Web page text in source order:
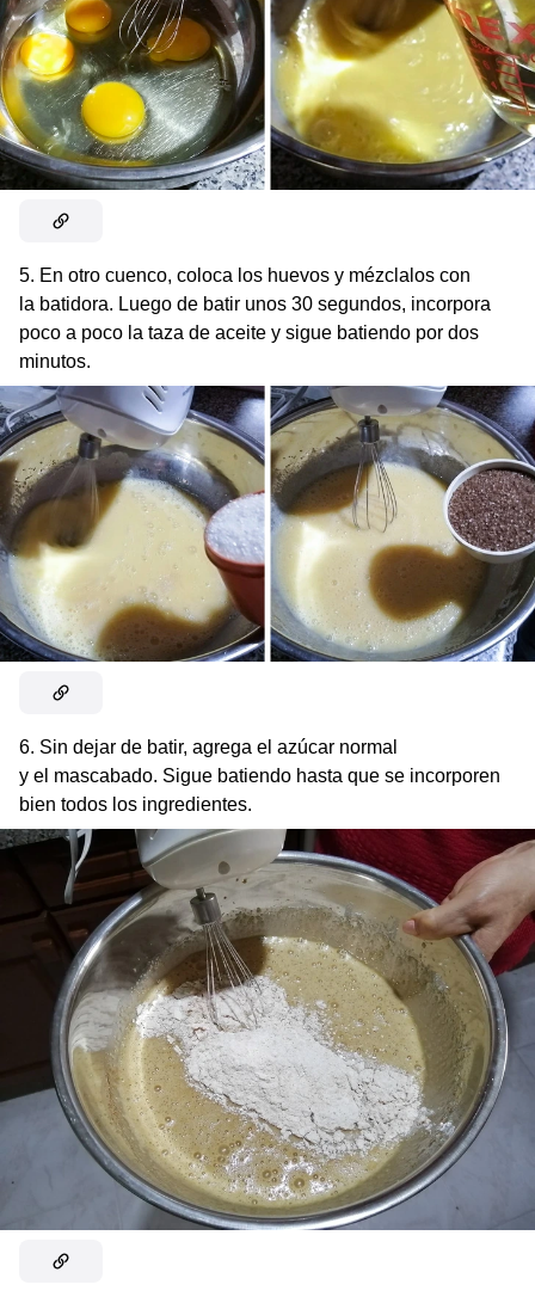
5. En otro cuenco, coloca los huevos y mézclalos con
la batidora. Luego de batir unos 30 segundos, incorpora
poco a poco la taza de aceite y sigue batiendo por dos
minutos.
6. Sin dejar de batir, agrega el azúcar normal
y el mascabado. Sigue batiendo hasta que se incorporen
bien todos los ingredientes.